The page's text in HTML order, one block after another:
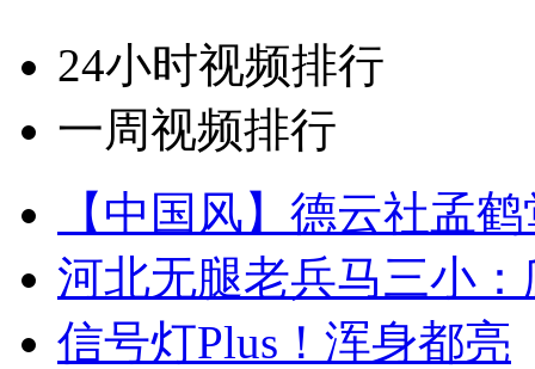
24小时视频排行
一周视频排行
【中国风】德云社孟
河北无腿老兵马三小
信号灯Plus！浑身都亮